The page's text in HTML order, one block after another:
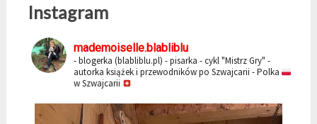
Instagram
mademoiselle.blabliblu
- blogerka (blabliblu.pl) - pisarka - cykl "Mistrz Gry" -
autorka książek i przewodników po Szwajcarii - Polka
w Szwajcarii